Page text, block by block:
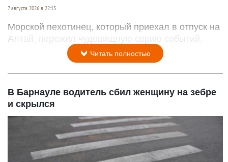
7 августа 2026 в 22:15
Морской пехотинец, который приехал в отпуск на
Алтай, пережил чудовищную серию событий.
Читать полностью
В Барнауле водитель сбил женщину на зебре
и скрылся